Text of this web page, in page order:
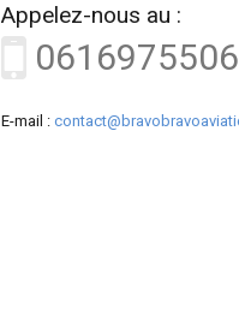
Appelez-nous au :
0616975506
E-mail :